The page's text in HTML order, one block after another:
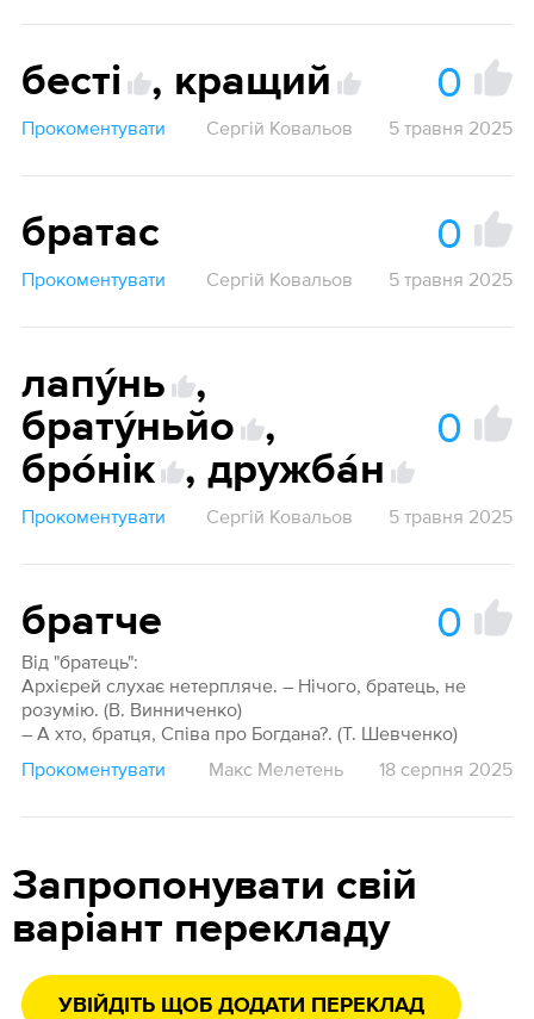
бесті , кращий 0
Прокоментувати Сергій Ковальов 5 травня 2025
братас 0
Прокоментувати Сергій Ковальов 5 травня 2025
лапу́нь
,
брату́ньйо
,
бро́нік
, дружба́н
0
Прокоментувати Сергій Ковальов 5 травня 2025
братче 0
Від "братець":
Архієрей слухає нетерпляче. – Нічого, братець, не
розумію. (В. Винниченко)
– А хто, братця, Співа про Богдана?. (Т. Шевченко)
Прокоментувати
Макс Мелетень 18 серпня 2025
Запропонувати свій
варіант перекладу
УВІЙДІТЬ ЩОБ ДОДАТИ ПЕРЕКЛАД